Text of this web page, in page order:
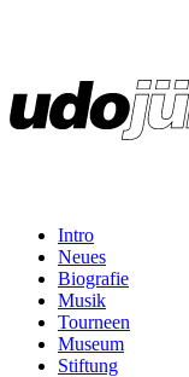
Intro
Neues
Biografie
Musik
Tourneen
Museum
Stiftung